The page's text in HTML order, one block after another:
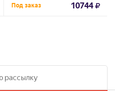
Под заказ 10744